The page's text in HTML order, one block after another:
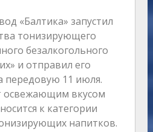
«Балтика» запустил
тонизирующего
безалкогольного
и отправил его
11 июля.
освежающим вкусом
к категории
напитков.